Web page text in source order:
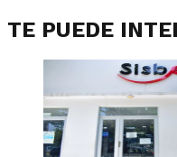
TE PUEDE